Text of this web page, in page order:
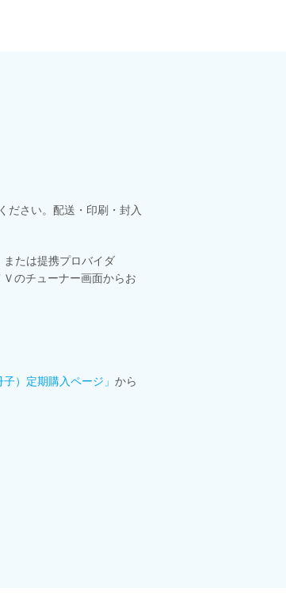
ださい。配送・印刷・封入
たは提携プロバイダ
のチューナー画面からお
）定期購入ページ」 から